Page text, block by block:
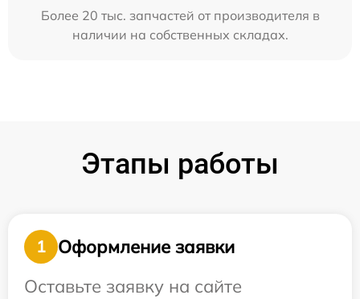
Более 20 тыс. запчастей от производителя в
наличии на собственных складах.
Этапы работы
1
Оформление заявки
Оставьте заявку на сайте